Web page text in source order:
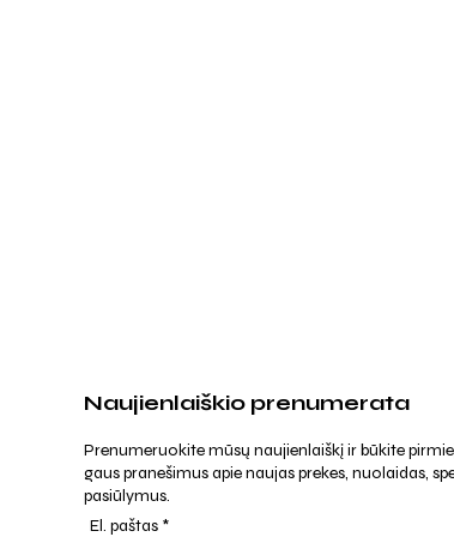
Naujienlaiškio prenumerata
Prenumeruokite mūsų naujienlaiškį ir būkite
gaus pranešimus apie naujas prekes, nuolaidas,
pasiūlymus.
El. paštas